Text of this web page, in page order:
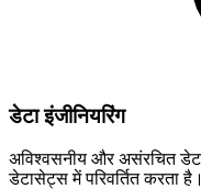
डेटा इंजीनियरिंग
अविश्वसनीय और असंरचित
डेटासेट्स में परिवर्तित करता है।